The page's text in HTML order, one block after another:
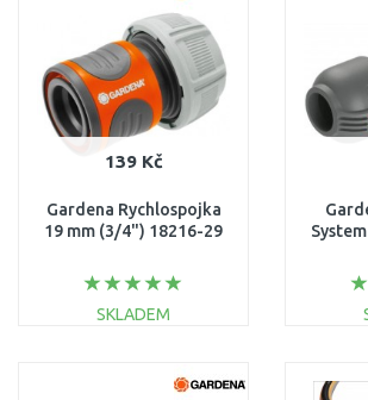
Porovnat
139 Kč
Gardena Rychlospojka
19 mm (3/4") 18216-29
SKLADEM